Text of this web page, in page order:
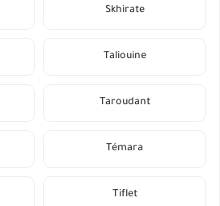
Skhirate
Taliouine
Taroudant
Témara
Tiflet